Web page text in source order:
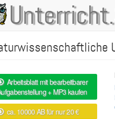
Arbeitsblatt mit bearbeitbarer
+ MP3 kaufen
ca. 10000 AB für nur 20 €